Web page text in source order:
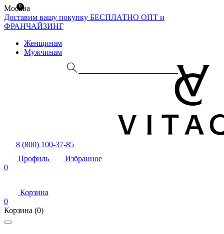
Москва
Доставим вашу покупку БЕСПЛАТНО ОПТ и
ФРАНЧАЙЗИНГ
Женщинам
Мужчинам
8 (800) 100-37-85
Профиль
Избранное
0
Корзина
0
Корзина (0)
0